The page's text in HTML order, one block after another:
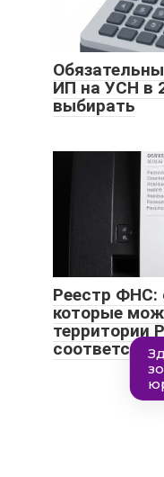
ИП на УСН в
выбирать
Реестр ФНС:
которые
территории